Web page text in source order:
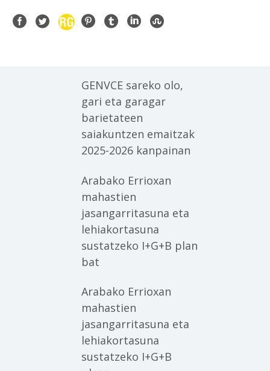
GENVCE sareko olo,
gari eta garagar
barietateen
saiakuntzen emaitzak
2025-2026 kanpainan
Arabako Errioxan
mahastien
jasangarritasuna eta
lehiakortasuna
sustatzeko I+G+B plan
bat
Arabako Errioxan
mahastien
jasangarritasuna eta
lehiakortasuna
sustatzeko I+G+B